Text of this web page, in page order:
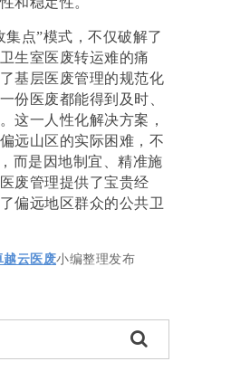
集点”模式，不仅破解了
生室医废转运难的痛
基层医废管理的规范化
份医废都能得到及时、
这一人性化解决方案，
远山区的实际困难，不
而是因地制宜、精准施
废管理提供了宝贵经
偏远地区群众的公共卫
越云医废小编整理发布